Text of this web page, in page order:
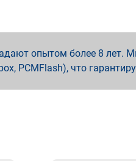
опытом более 8 лет.
PCMFlash), что